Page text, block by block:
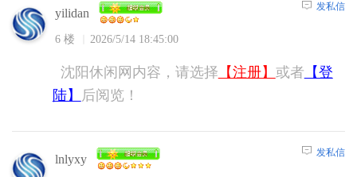
yilidan
6 楼 2026/5/14 18:45:00
发私信
沈阳休闲网内容，请选择 【注册】 或者 【登
陆】
后阅览！
lnlyxy 发私信